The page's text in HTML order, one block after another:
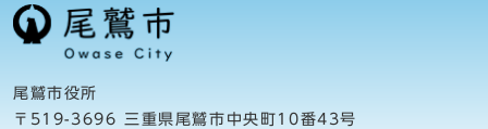
尾鷲市役所
〒519-3696 三重県尾鷲市中央町10番43号